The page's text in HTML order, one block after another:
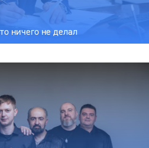
ничего не делал